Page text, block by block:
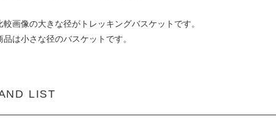
画像の大きな径がトレッキングバスケットです。
は小さな径のバスケットです。
LIST